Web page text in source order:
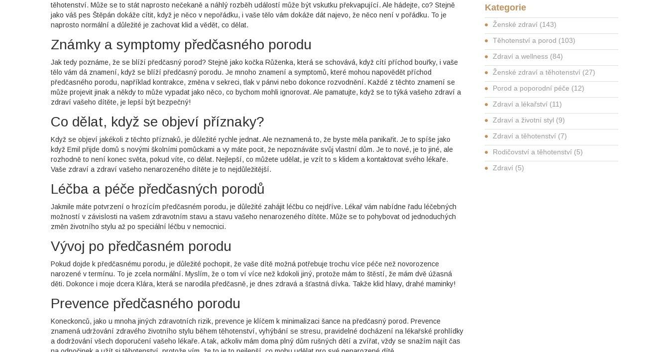
těhotenství. Může se to stát naprosto nečekaně a náhlý rozběh událostí může být vskutku překvapující. Ale hádejte, co? Stejně
jako váš pes Štěpán dokáže cítit, když je něco v nepořádku, i vaše tělo vám dokáže dát najevo, že něco není v pořádku. To je
naprosto normální a důležité je zachovat klid a vědět, co dělat.
Známky a symptomy předčasného porodu
Jak tedy poznáme, že se blíží předčasný porod? Stejně jako kočka Růženka, která se schovává, když cítí příchod bouřky, i vaše
tělo vám dá znamení, když se blíží předčasný porodu. Je mnoho znamení a symptomů, které mohou napovědět příchod
předčasného porodu, například kontrakce, změna v sekreci, tlak v pánvi nebo dokonce rozvodnění. Každé z těchto znamení se
může projevit jinak a někdy to může vypadat jako něco, co bychom mohli ignorovat. Ale pamatujte, když se to týká vašeho zdraví a
zdraví vašeho dítěte, je lepší být bezpečný!
Co dělat, když se objeví příznaky?
Když se objeví jakékoli z těchto příznaků, je důležité rychle jednat. Ale neznamená to, že byste měla panikařit. Je to spíše jako
když Emil přijde domů s novými školními pomůckami a vy máte pocit, že nepoznáváte svůj vlastní dům. Je to nové, je to jiné, ale
rozhodně to není konec světa, pokud víte, co dělat. Nejlepší, co můžete udělat, je vzít to s klidem a kontaktovat svého lékaře.
Vaše zdraví a zdraví vašeho nenarozeného dítěte je to nejdůležitější.
Léčba a péče předčasných porodů
Jakmile máte potvrzení o hrozícím předčasném porodu, je důležité zahájit léčbu co nejdříve. Lékař vám nabídne řadu léčebných
možností v závislosti na vašem zdravotním stavu a stavu vašeho nenarozeného dítěte. Může se to pohybovat od jednoduchých
změn životního stylu až po speciální léčbu v nemocnici.
Vývoj po předčasném porodu
Pokud dojde k předčasnému porodu, je důležité pochopit, že vaše dítě možná potřebuje trochu více péče než novorozence
narozené v termínu. To je zcela normální. Myslím, že o tom ví více než kdokoli jiný, protože mám to štěstí, že mám dvě úžasná
děti. Dokonce i moje dcera Klára, která se narodila předčasně, je dnes zdravá a šťastná dívka. Takže klid hlavy, drahé maminky!
Prevence předčasného porodu
Koneckonců, jako u mnoha jiných zdravotních rizik, prevence je klíčem k minimalizaci šance na předčasný porod. Prevence
znamená udržování zdravého životního stylu během těhotenství, vyhýbání se stresu, pravidelné docházení na lékařské prohlídky
a dodržování všech doporučení vašeho lékaře. A tak, ačkoliv mám doma plný dům rušných dětí a zvířat, vždy se snažím najít čas
Kategorie
Ženské zdraví (143)
Těhotenství a porod (103)
Zdraví a wellness (84)
Ženské zdraví a těhotenství (27)
Porod a poporodní péče (12)
Zdraví a lékařství (11)
Zdraví a životní styl (9)
Zdraví a těhotenství (7)
Rodičovství a těhotenství (5)
Zdraví (5)